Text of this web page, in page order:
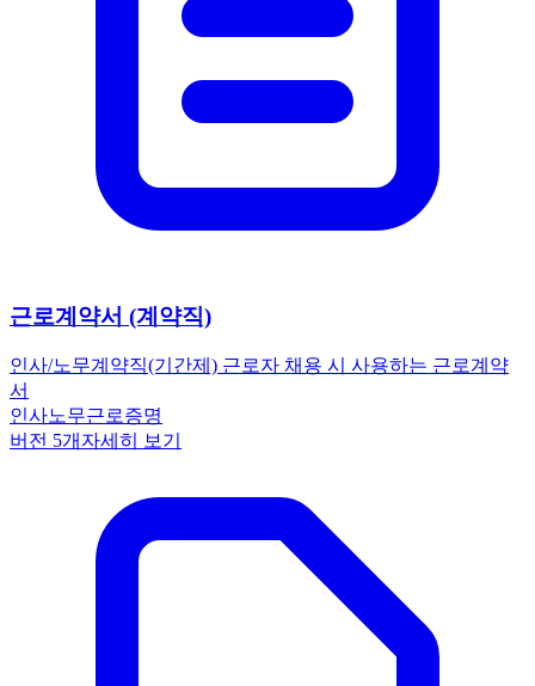
근로계약서 (계약직)
인사/노무계약직(기간제) 근로자 채용 시 사용하는 근로계약
서
인사노무근로증명
버전 5개 자세히 보기